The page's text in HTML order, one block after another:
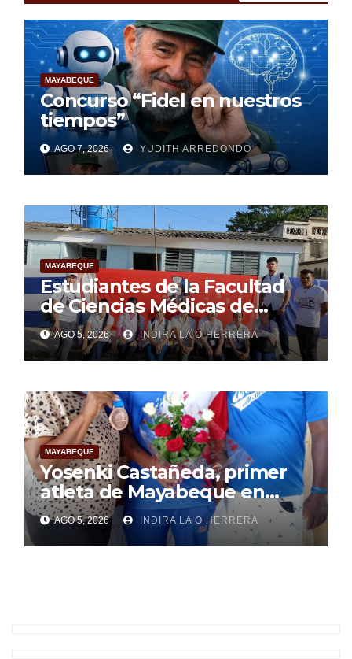
MAYABEQUE
Concurso “Fidel en nuestros
tiempos”
AGO 7, 2026 YUDITH ARREDONDO
MAYABEQUE
Estudiantes de la Facultad
de Ciencias Médicas de
Mayabeque realizan
pesquisa
AGO 5, 2026 INDIRA LA O HERRERA
MAYABEQUE
Yosenki Castañeda, primer
atleta de Mayabeque en
subir al podio
centroamericano
AGO 5, 2026 INDIRA LA O HERRERA